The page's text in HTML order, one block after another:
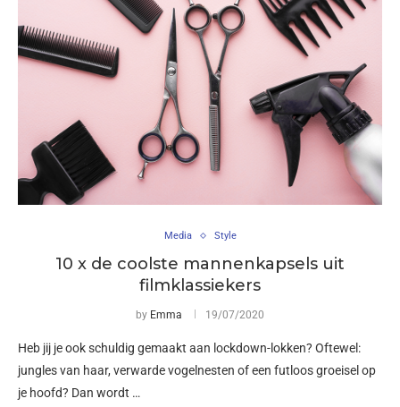
Media Style
10 x de coolste mannenkapsels uit
filmklassiekers
by Emma 19/07/2020
Heb jij je ook schuldig gemaakt aan lockdown-lokken? Oftewel:
jungles van haar, verwarde vogelnesten of een futloos groeisel op
je hoofd? Dan wordt …